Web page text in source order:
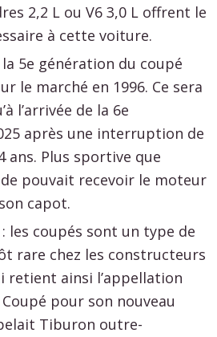
2,2 L ou V6 3,0 L offrent le
à cette voiture.
la 5e génération du coupé
le marché en 1996. Ce sera
l’arrivée de la 6e
après une interruption de
ans. Plus sportive que
pouvait recevoir le moteur
capot.
: les coupés sont un type de
rare chez les constructeurs
retient ainsi l’appellation
pour son nouveau
Tiburon outre-